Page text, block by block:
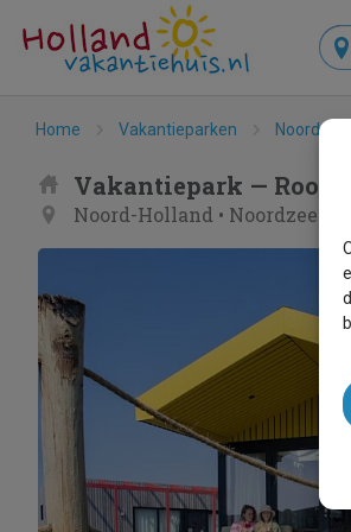
Home Vakantieparken Noord-
Vakantiepark —
Noord-Holland • Noordzeekust